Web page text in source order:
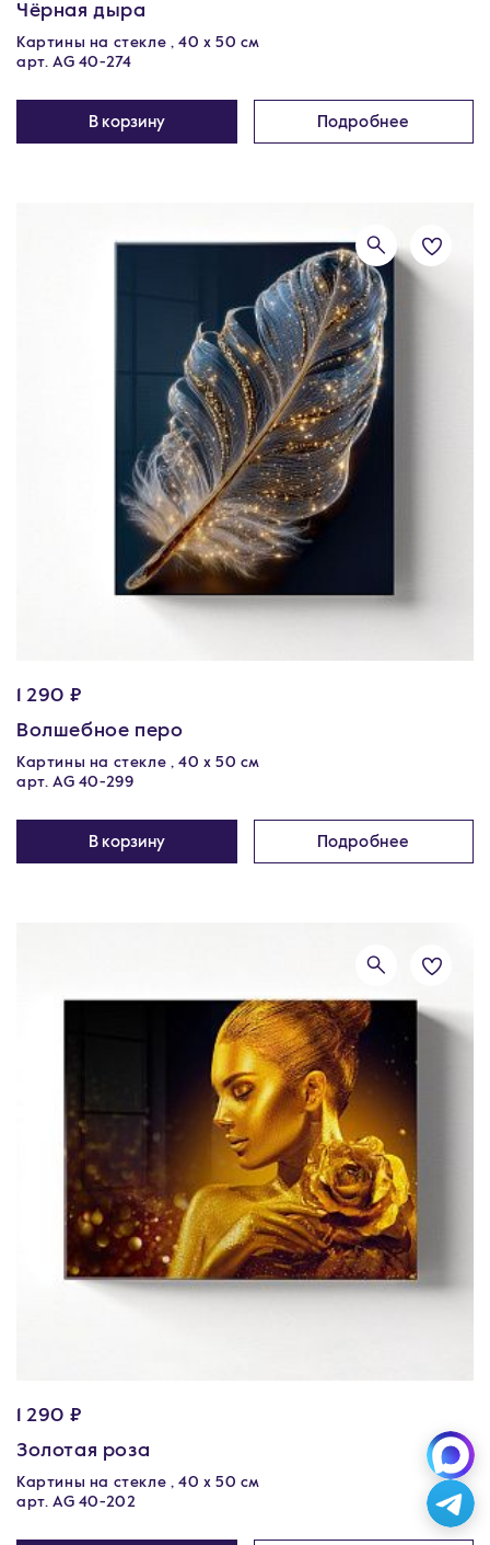
Чёрная дыра
Картины на стекле , 40 х 50 см
арт. AG 40-274
В корзину Подробнее
1 290 ₽
Волшебное перо
Картины на стекле , 40 х 50 см
арт. AG 40-299
В корзину Подробнее
1 290 ₽
Золотая роза
Картины на стекле , 40 х 50 см
арт. AG 40-202